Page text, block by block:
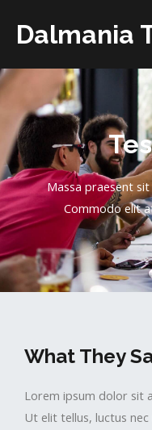
Dalmania
Massa praesent
Commodo elit
What They
Lorem ipsum dolor sit
Ut elit tellus, luctus